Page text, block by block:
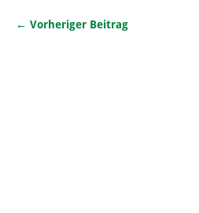
← Vorheriger Beitrag